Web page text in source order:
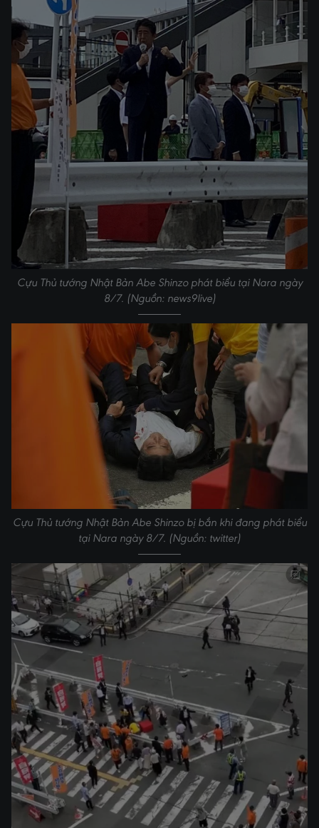
Cựu Thủ tướng Nhật Bản Abe Shinzo phát biểu tại Nara ngày
8/7. (Nguồn: news9live)
Cựu Thủ tướng Nhật Bản Abe Shinzo bị bắn khi đang phát biểu
tại Nara ngày 8/7. (Nguồn: twitter)